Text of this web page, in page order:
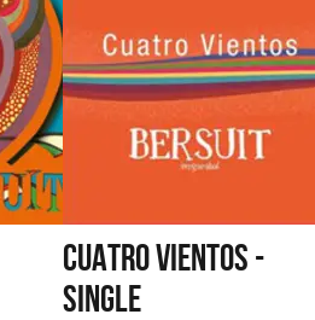
CUATRO VIENTOS -
SINGLE